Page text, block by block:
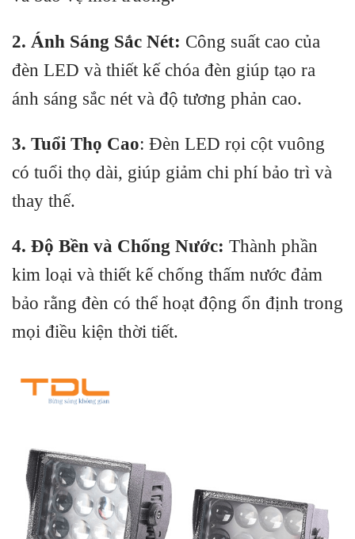
2. Ánh Sáng Sắc Nét: Công suất cao của
đèn LED và thiết kế chóa đèn giúp tạo ra
ánh sáng sắc nét và độ tương phản cao.
3. Tuổi Thọ Cao: Đèn LED rọi cột vuông
có tuổi thọ dài, giúp giảm chi phí bảo trì và
thay thế.
4. Độ Bền và Chống Nước: Thành phần
kim loại và thiết kế chống thấm nước đảm
bảo rằng đèn có thể hoạt động ổn định trong
mọi điều kiện thời tiết.